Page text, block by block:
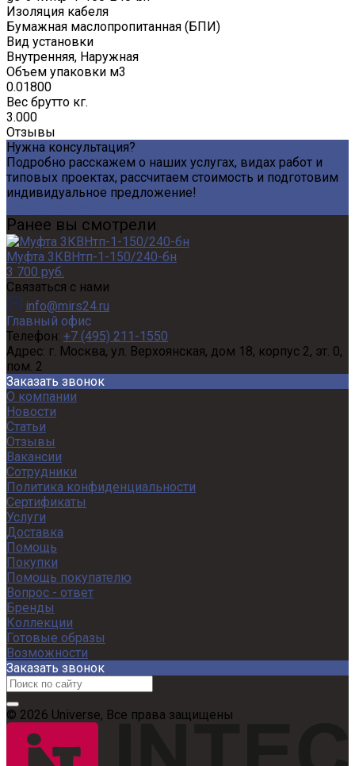
Изоляция кабеля
Бумажная маслопропитанная (БПИ)
Вид установки
Внутренняя, Наружная
Объем упаковки м3
0.01800
Вес брутто кг.
3.000
Отзывы
Нужна консультация?
Подробно расскажем о наших услугах, видах работ и
типовых проектах, рассчитаем стоимость и подготовим
индивидуальное предложение!
Ранее вы смотрели
Муфта 3КВНтп-1-150/240-бн
3 700 руб.
Связаться с нами
info@mirs24.ru
Главный офис
Телефон: +7 (495) 211-1550
Адрес: г. Москва, ул. Верхоянская, дом 18, корпус 2, эт. 0,
пом. 2
Заказать звонок
О компании
Новости
Статьи
Отзывы
Вакансии
Сотрудники
Политика конфиденциальности
Сертификаты
Услуги
Доставка
Помощь
Покупки
Помощь покупателю
Вопрос - ответ
Бренды
Коллекции
Готовые образы
Возможности
Заказать звонок
© 2026 Universe, Все права защищены